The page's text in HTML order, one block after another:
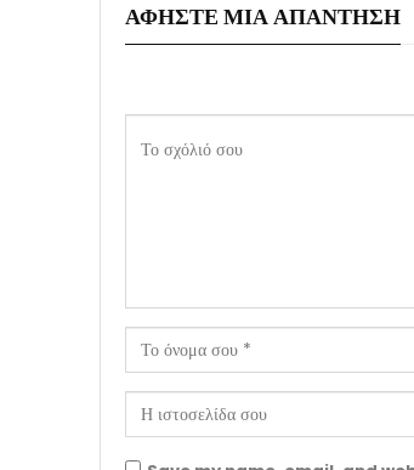
ΑΦΉΣΤΕ ΜΙΑ ΑΠΆΝΤΗΣΗ